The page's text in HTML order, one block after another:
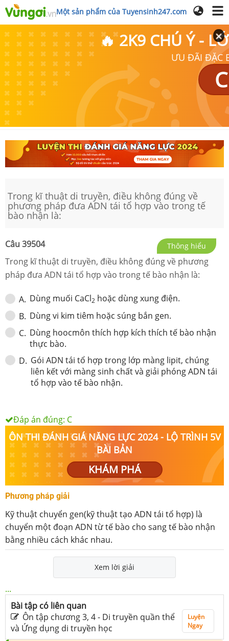
Một sản phẩm của Tuyensinh247.com
🔥 2K9 CHÚ Ý -
ƯU ĐÃI ĐẶC
Trong kĩ thuật di truyền, điều không đúng về
phương pháp đưa ADN tái tổ hợp vào trong tế
bào nhận là:
Câu 39504 Thông hiểu
Trong kĩ thuật di truyền, điều không đúng về phương
pháp đưa ADN tái tổ hợp vào trong tế bào nhận là:
A. Dùng muối CaCl2 hoặc dùng xung điện.
B. Dùng vi kim tiêm hoặc súng bắn gen.
C. Dùng hoocmôn thích hợp kích thích tế bào nhận
thực bào.
D. Gói ADN tái tổ hợp trong lớp màng lipit, chúng
liên kết với màng sinh chất và giải phóng ADN tái
tổ hợp vào tế bào nhận.
Đáp án đúng: C
ÔN THI ĐÁNH GIÁ NĂNG LỰC 2024 - LỘ TRÌNH 5V
BÀI BẢN
KHÁM PHÁ
Phương pháp giải
Kỹ thuật chuyển gen(kỹ thuật tạo ADN tái tổ hợp) là
chuyển một đoạn ADN từ tế bào cho sang tế bào nhận
bằng nhiều cách khác nhau.
Xem lời giải
...
Bài tập có liên quan
Ôn tập chương 3, 4 - Di truyền quần thể
và Ứng dụng di truyền học
Luyện
Ngay